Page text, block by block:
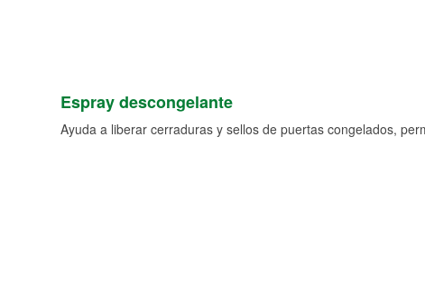
Espray descongelante
Ayuda a liberar cerraduras y sellos de puertas congelados,